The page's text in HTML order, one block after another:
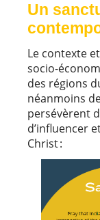
Un
Le contexte
socio-
des régions
néanmoins
persévèrent
d’influencer
Christ :